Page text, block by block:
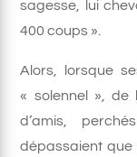
sagesse, lui
400 coups ».
Alors, lorsque
« solennel »,
d’amis,
dépassaient que